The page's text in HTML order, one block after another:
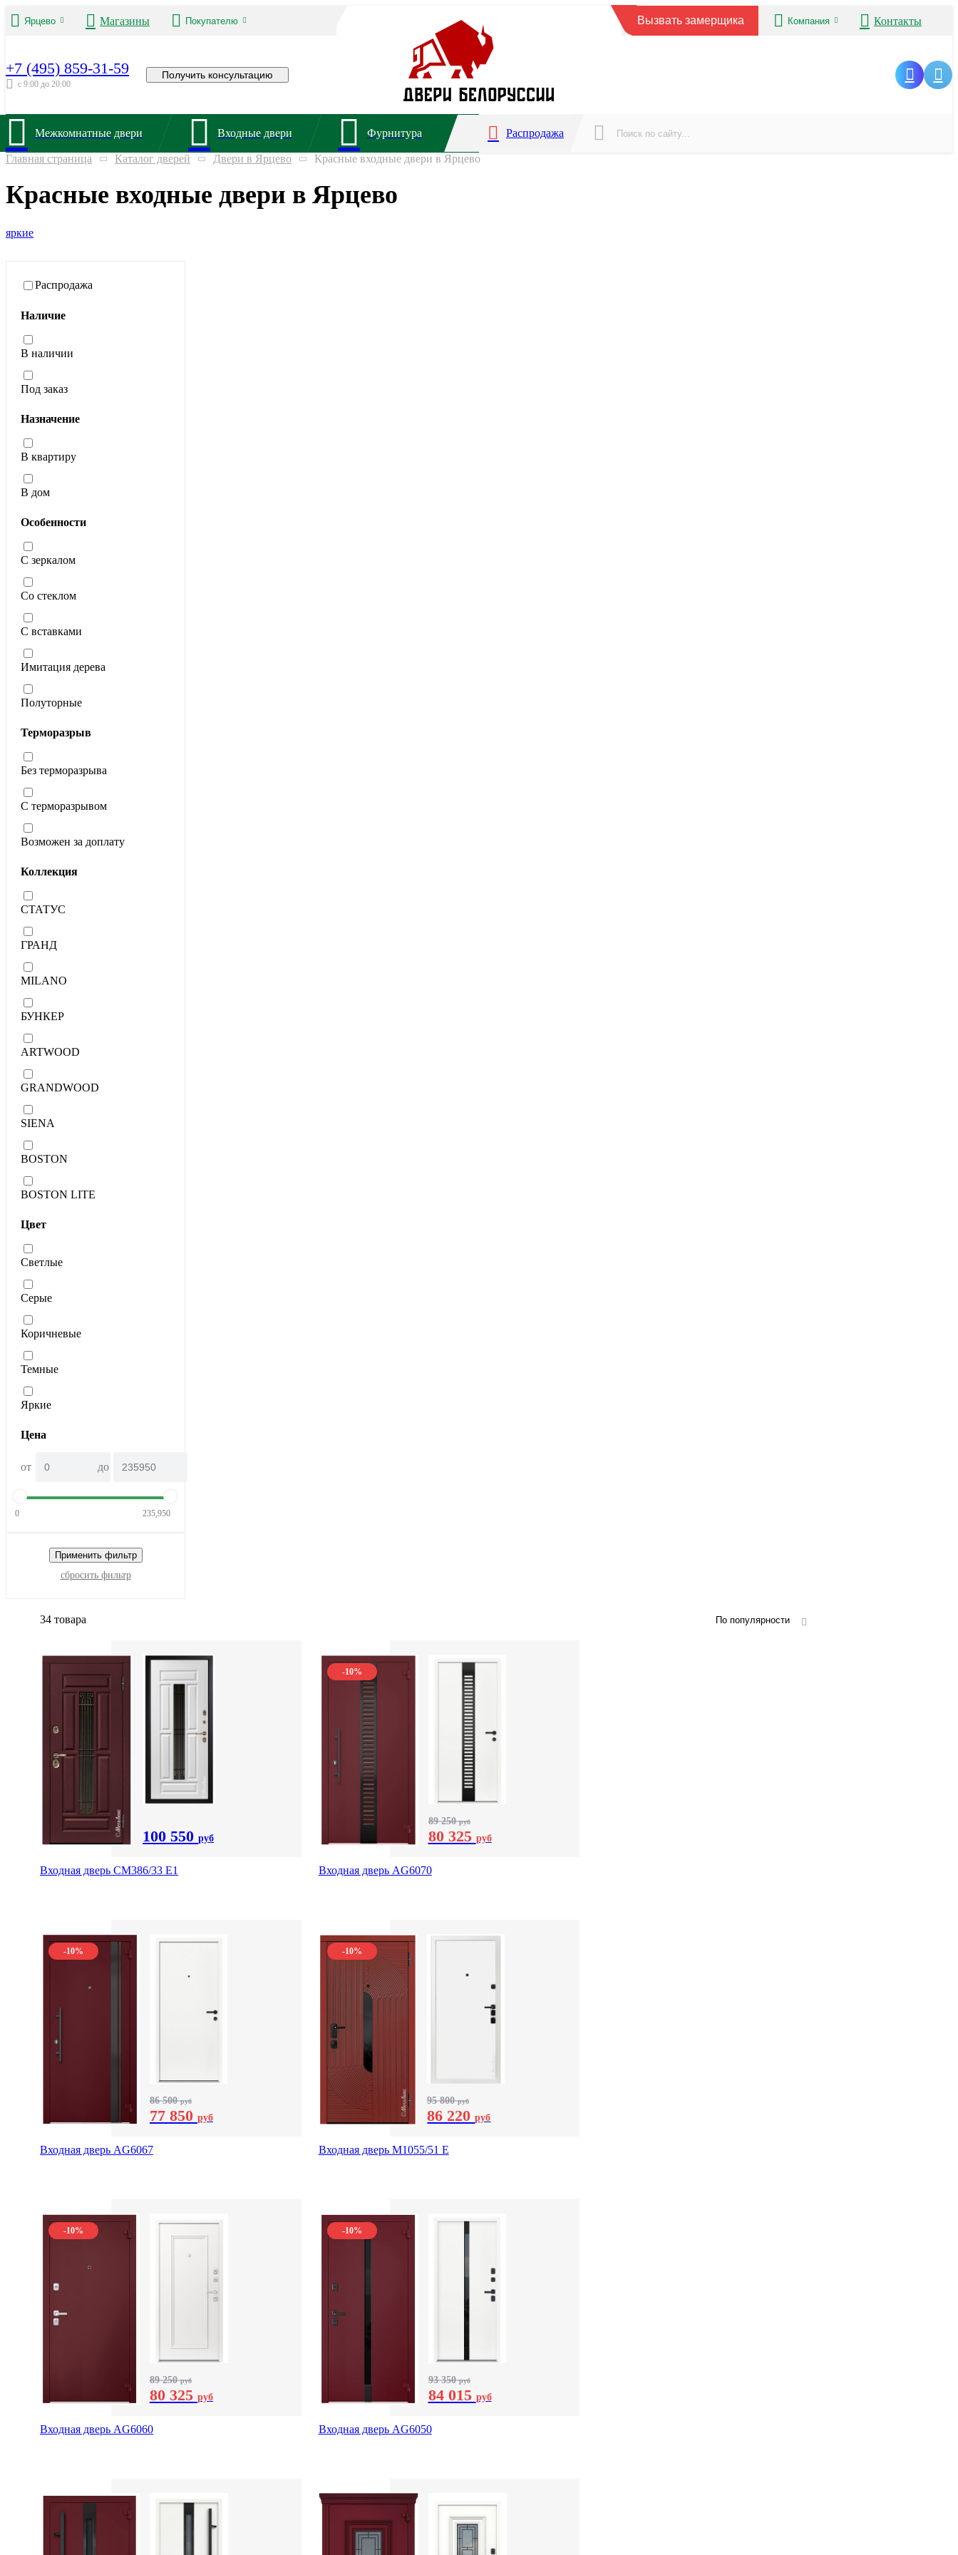
Ярцево Магазины Покупателю Вызвать замерщика Компания Контакты
+7 (495) 859-31-59
с 9:00 до 20:00
Получить консультацию
Межкомнатные двери Входные двери Фурнитура Распродажа
Главная страница Каталог дверей Двери в Ярцево Красные входные двери в Ярцево
Красные входные двери в Ярцево
яркие
Распродажа
Наличие
В наличии
Под заказ
Назначение
В квартиру
В дом
Особенности
С зеркалом
Со стеклом
С вставками
Имитация дерева
Полуторные
Терморазрыв
Без терморазрыва
С терморазрывом
Возможен за доплату
Коллекция
СТАТУС
ГРАНД
MILANO
БУНКЕР
ARTWOOD
GRANDWOOD
SIENA
BOSTON
BOSTON LITE
Цвет
Светлые
Серые
Коричневые
Темные
Яркие
Цена
от до
0 235,950
Применить фильтр
сбросить фильтр
34 товара По популярности
100 550руб
Входная дверь СМ386/33 Е1
-10%
89 250руб
80 325 руб
Входная дверь AG6070
-10%
86 500руб
77 850 руб
Входная дверь AG6067
-10%
95 800руб
86 220руб
Входная дверь М1055/51 Е
-10%
89 250руб
80 325 руб
Входная дверь AG6060
-10%
93 350руб
84 015 руб
Входная дверь AG6050